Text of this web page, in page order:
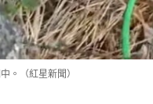
。（紅星新聞）